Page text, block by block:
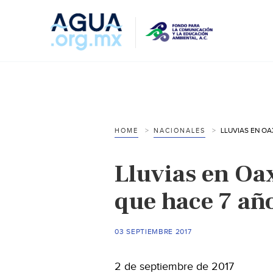
HOME NACIONALES
Lluvias en
que hace 7
03 SEPTIEMBRE 2017
2 de septiembre de 2017